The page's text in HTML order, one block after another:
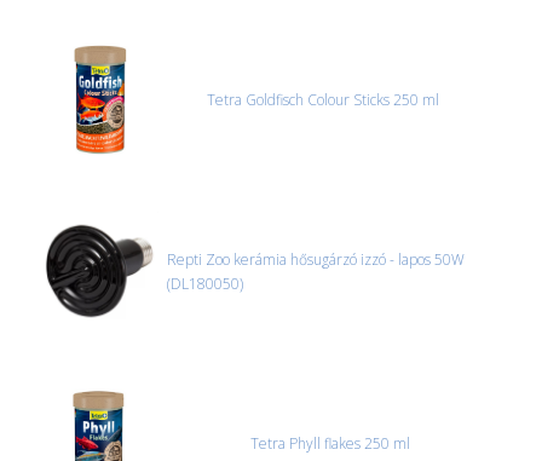
Tetra Goldfisch Colour Sticks 250 ml
Repti Zoo kerámia hősugárzó izzó - lapos 50W
(DL180050)
Tetra Phyll flakes 250 ml